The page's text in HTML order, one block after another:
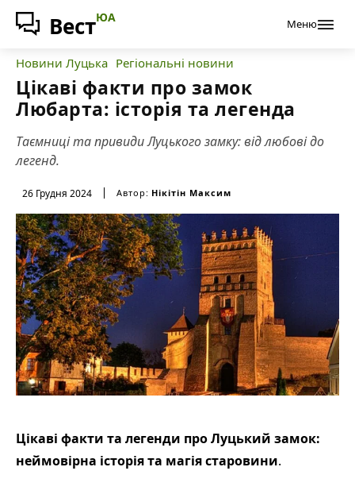
ВестЮА Меню
Новини Луцька Регіональні новини
Цікаві факти про замок
Любарта: історія та легенда
Таємниці та привиди Луцького замку: від любові до
легенд.
26 Грудня 2024 Автор: Нікітін Максим
Цікаві факти та легенди про Луцький замок:
неймовірна історія та магія старовини.